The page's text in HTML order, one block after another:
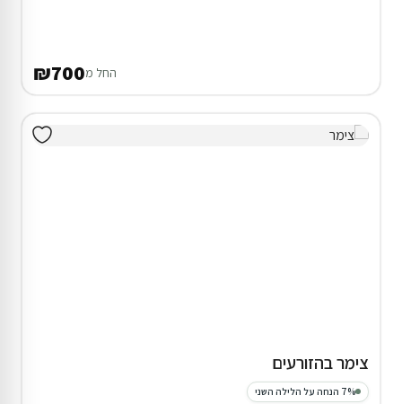
החל מ₪700
צימר בהזורעים
7% הנחה על הלילה השני